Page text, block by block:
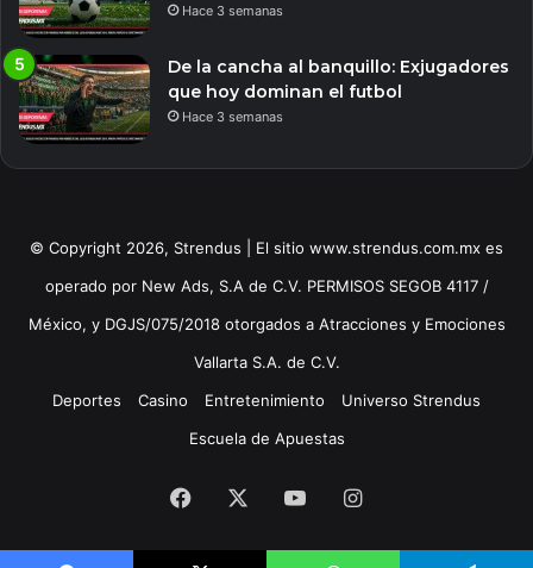
Hace 3 semanas
De la cancha al banquillo: Exjugadores
que hoy dominan el futbol
Hace 3 semanas
© Copyright 2026, Strendus | El sitio www.strendus.com.mx es
operado por New Ads, S.A de C.V. PERMISOS SEGOB 4117 /
México, y DGJS/075/2018 otorgados a Atracciones y Emociones
Vallarta S.A. de C.V.
Deportes
Casino Entretenimiento
Universo Strendus
Escuela de Apuestas
Facebook YouTubeInstagram